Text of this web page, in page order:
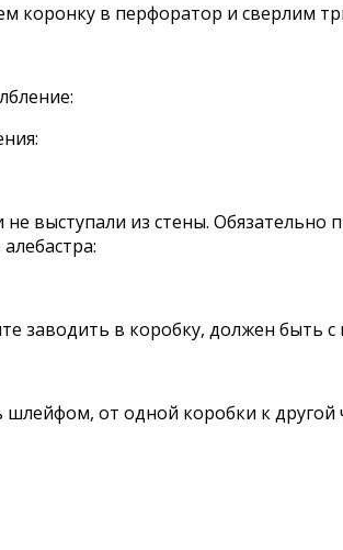
коронку в перфоратор и сверлим
выступали из стены.
заводить в коробку, должен
от одной коробки к другой